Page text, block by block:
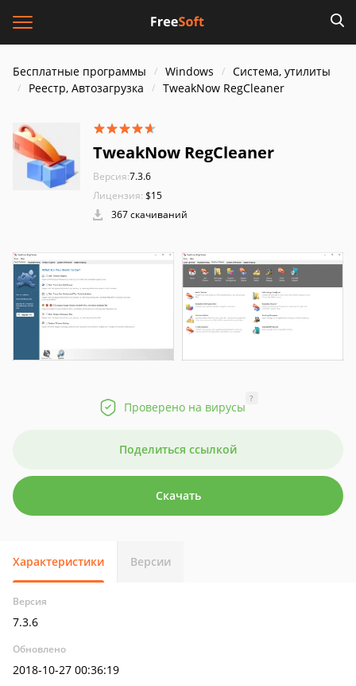
Бесплатные программы Windows
Система, утилиты
Реестр, Автозагрузка
TweakNow RegCleaner
TweakNow RegCleaner
Версия:7.3.6
Лицензия: $15
367 скачиваний
Проверено на вирусы
?
Поделиться ссылкой
Скачать
Характеристики Версии
Версия
7.3.6
Обновлено
2018-10-27 00:36:19